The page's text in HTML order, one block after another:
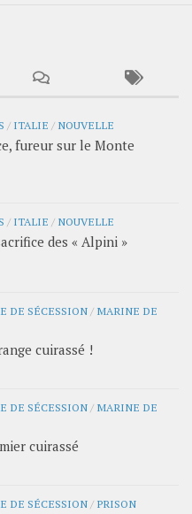
/ ITALIE / NOUVELLE
fureur sur le Monte
/ ITALIE / NOUVELLE
des « Alpini »
DE SÉCESSION / MARINE DE
cuirassé !
DE SÉCESSION / MARINE DE
cuirassé
DE SÉCESSION / PRISON